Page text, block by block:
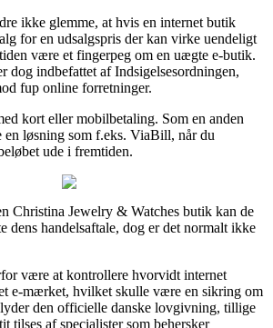
ikke glemme, at hvis en internet butik
for en udsalgspris der kan virke uendeligt
være et fingerpeg om en uægte e-butik.
dog indbefattet af Indsigelsesordningen,
fup online forretninger.
kort eller mobilbetaling. Som en anden
en løsning som f.eks. ViaBill, når du
ude i fremtiden.
Christina Jewelry & Watches butik kan de
dens handelsaftale, dog er det normalt ikke
være at kontrollere hvorvidt internet
e-mærket, hvilket skulle være en sikring om
den officielle danske lovgivning, tillige
tilses af specialister som behersker